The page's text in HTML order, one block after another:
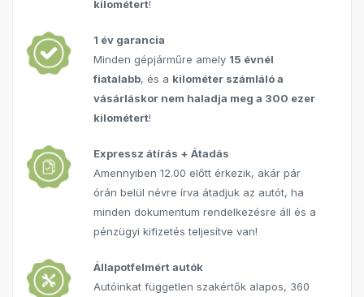
kilométert!
1 év garancia
Minden gépjárműre amely 15 évnél
fiatalabb, és a kilométer számláló a
vásárláskor nem haladja meg a 300 ezer
kilométert!
Expressz átírás + Átadás
Amennyiben 12.00 előtt érkezik, akár pár
órán belül névre írva átadjuk az autót, ha
minden dokumentum rendelkezésre áll és a
pénzügyi kifizetés teljesítve van!
Állapotfelmért autók
Autóinkat független szakértők alapos, 360